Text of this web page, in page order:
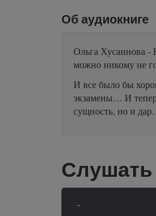
Об аудиокниге
Ольга Хусаинова -
можно никому не
И все было бы
экзамены… И
сущность, но и
Слушать
-